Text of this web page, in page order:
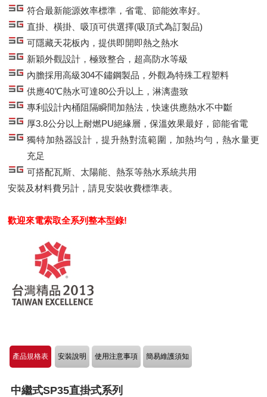
符合最新能源效率標準，省電、節能效率好。
直掛、橫掛、吸頂可供選擇(吸頂式為訂製品)
可隱藏天花板內，提供即開即熱之熱水
新穎外觀設計，極致整合，超高防水等級
內膽採用高級304不鏽鋼製品，外觀為特殊工程塑料
供應40℃熱水可達80公升以上，淋漓盡致
專利設計內桶阻隔瞬間加熱法，快速供應熱水不中斷
厚3.8公分以上耐燃PU絕緣層，保溫效果最好，節能省電
獨特加熱器設計，提升熱對流範圍，加熱均勻，熱水量更
充足
可搭配瓦斯、太陽能、熱泵等熱水系統共用
安裝及材料費另計，請見安裝收費標準表。
歡迎來電索取全系列整本型錄!
產品規格表 安裝說明 使用注意事項 簡易維護須知
中繼式SP35直掛式系列